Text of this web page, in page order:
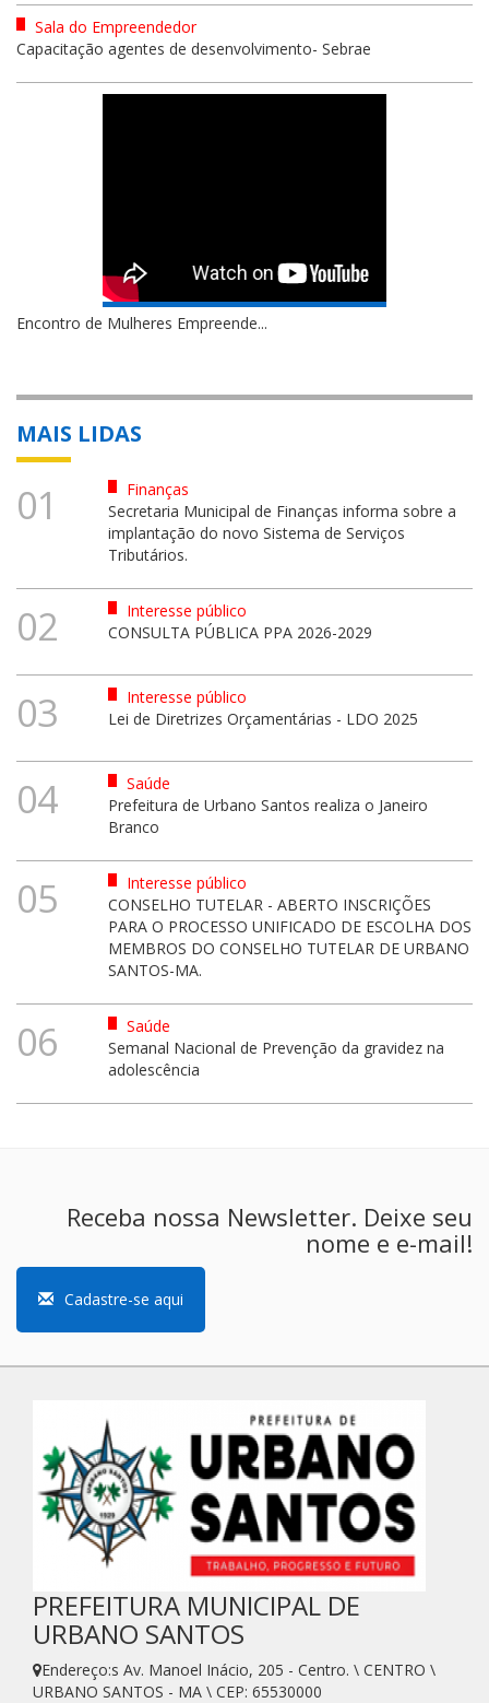
Sala do Empreendedor
Capacitação agentes de desenvolvimento- Sebrae
Encontro de Mulheres Empreende...
MAIS LIDAS
01
Finanças
Secretaria Municipal de Finanças informa sobre a
implantação do novo Sistema de Serviços
Tributários.
02
Interesse público
CONSULTA PÚBLICA PPA 2026-2029
03
Interesse público
Lei de Diretrizes Orçamentárias - LDO 2025
04
Saúde
Prefeitura de Urbano Santos realiza o Janeiro
Branco
05
Interesse público
CONSELHO TUTELAR - ABERTO INSCRIÇÕES
PARA O PROCESSO UNIFICADO DE ESCOLHA DOS
MEMBROS DO CONSELHO TUTELAR DE URBANO
SANTOS-MA.
06
Saúde
Semanal Nacional de Prevenção da gravidez na
adolescência
Receba nossa Newsletter. Deixe seu
nome e e-mail!
Cadastre-se aqui
PREFEITURA MUNICIPAL DE
URBANO SANTOS
Endereço:s Av. Manoel Inácio, 205 - Centro. \ CENTRO \
URBANO SANTOS - MA \ CEP: 65530000